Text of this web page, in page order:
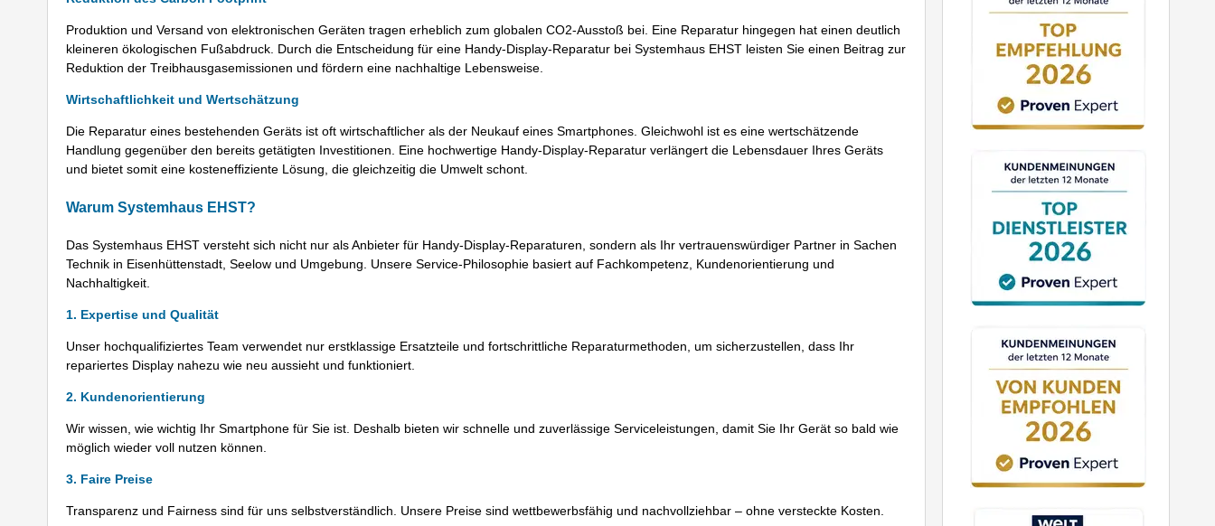
Produktion und Versand von elektronischen Geräten tragen erheblich zum globalen CO2-Ausstoß bei. Eine Reparatur hingegen hat einen deutlich
kleineren ökologischen Fußabdruck. Durch die Entscheidung für eine Handy-Display-Reparatur bei Systemhaus EHST leisten Sie einen Beitrag zur
Reduktion der Treibhausgasemissionen und fördern eine nachhaltige Lebensweise.
Wirtschaftlichkeit und Wertschätzung
Die Reparatur eines bestehenden Geräts ist oft wirtschaftlicher als der Neukauf eines Smartphones. Gleichwohl ist es eine wertschätzende
Handlung gegenüber den bereits getätigten Investitionen. Eine hochwertige Handy-Display-Reparatur verlängert die Lebensdauer Ihres Geräts
und bietet somit eine kosteneffiziente Lösung, die gleichzeitig die Umwelt schont.
Warum Systemhaus EHST?
Das Systemhaus EHST versteht sich nicht nur als Anbieter für Handy-Display-Reparaturen, sondern als Ihr vertrauenswürdiger Partner in Sachen
Technik in Eisenhüttenstadt, Seelow und Umgebung. Unsere Service-Philosophie basiert auf Fachkompetenz, Kundenorientierung und
Nachhaltigkeit.
1. Expertise und Qualität
Unser hochqualifiziertes Team verwendet nur erstklassige Ersatzteile und fortschrittliche Reparaturmethoden, um sicherzustellen, dass Ihr
repariertes Display nahezu wie neu aussieht und funktioniert.
2. Kundenorientierung
Wir wissen, wie wichtig Ihr Smartphone für Sie ist. Deshalb bieten wir schnelle und zuverlässige Serviceleistungen, damit Sie Ihr Gerät so bald wie
möglich wieder voll nutzen können.
3. Faire Preise
Transparenz und Fairness sind für uns selbstverständlich. Unsere Preise sind wettbewerbsfähig und nachvollziehbar – ohne versteckte Kosten.